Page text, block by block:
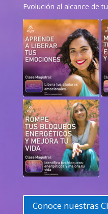
Evolución al alcance de
Conoce nuestras